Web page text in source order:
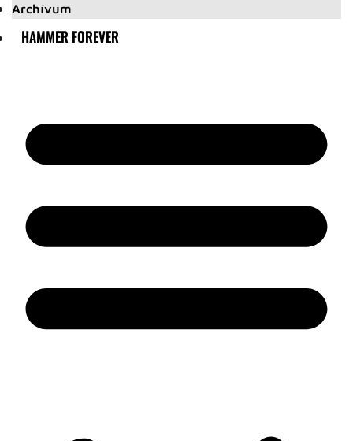
Archívum
HAMMER FOREVER